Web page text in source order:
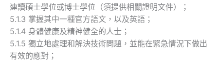
連讀碩士學位或博士學位（須提供相關證明文件）；
5.1.3 掌握其中一種官方語文，以及英語；
5.1.4 身體健康及精神健全的人士；
5.1.5 獨立地處理和解決技術問題，並能在緊急情況下做出
有效的應對；